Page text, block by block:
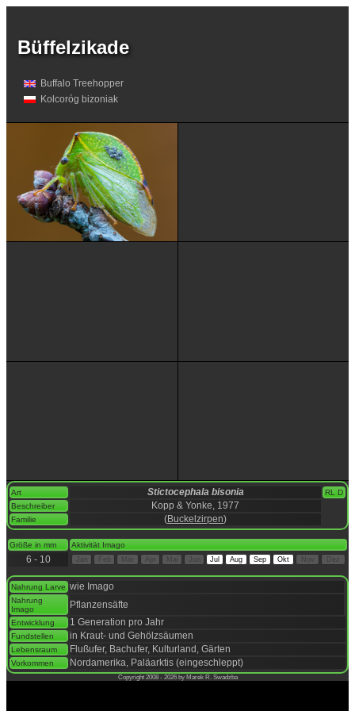
Büffelzikade
Buffalo Treehopper
Kolcoróg bizoniak
Art Stictocephala bisonia
RL D
Beschreiber
Kopp & Yonke, 1977
Familie (Buckelzirpen)
Größe in mm Aktivität Imago
6 - 10 Jul Aug Sep Okt Dez
Nahrung Larve wie Imago
Nahrung
Imago
Pflanzensäfte
Entwicklung 1 Generation pro Jahr
Fundstellen in Kraut- und Gehölzsäumen
Lebensraum Flußufer, Bachufer, Kulturland, Gärten
Vorkommen Nordamerika, Paläarktis (eingeschleppt)
Copyright 2008 - 2026 by Marek R. Swadzba